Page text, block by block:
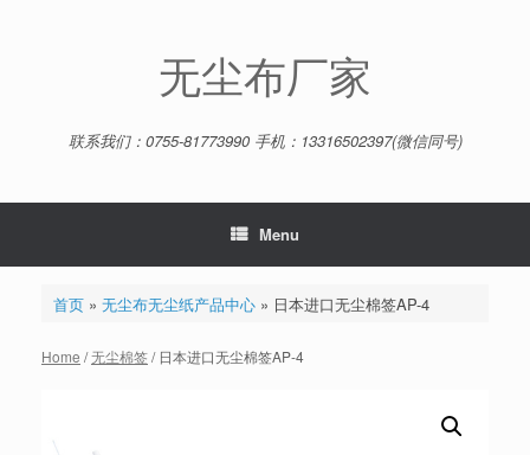
无尘布厂家
联系我们：0755-81773990 手机：13316502397(微信同号)
Menu
首页» 无尘布无尘纸产品中心» 日本进口无尘棉签AP-4
Home /无尘棉签/ 日本进口无尘棉签AP-4